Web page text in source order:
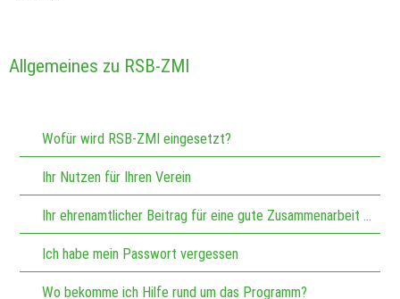
Allgemeines zu RSB-ZMI
Wofür wird RSB-ZMI eingesetzt?
Ihr Nutzen für Ihren Verein
Ihr ehrenamtlicher Beitrag für eine gute Zusammenarbeit im Verband
Ich habe mein Passwort vergessen
Wo bekomme ich Hilfe rund um das Programm?